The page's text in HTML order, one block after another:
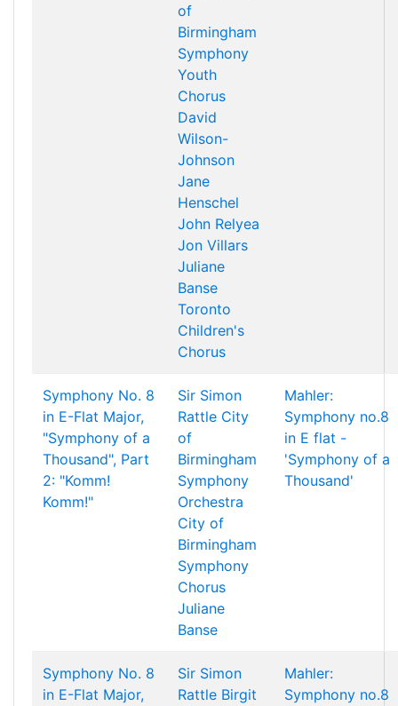
of
Birmingham
Symphony
Youth
Chorus
David
Wilson-
Johnson
Jane
Henschel
John Relyea
Jon Villars
Juliane
Banse
Toronto
Children's
Chorus
Symphony No. 8
in E-Flat Major,
"Symphony of a
Thousand", Part
2: "Komm!
Komm!"
Sir Simon
Rattle City
of
Birmingham
Symphony
Orchestra
City of
Birmingham
Symphony
Chorus
Juliane
Banse
Mahler:
Symphony no.8
in E flat -
'Symphony of a
Thousand'
Symphony No. 8
in E-Flat Major,
Sir Simon
Rattle Birgit
Mahler:
Symphony no.8